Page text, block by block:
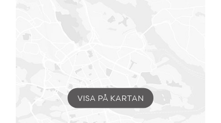
VISA PÅ KARTAN